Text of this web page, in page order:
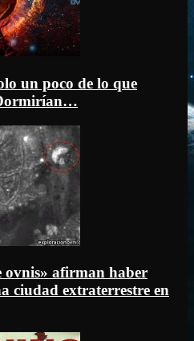
un poco de lo que
ovnis» afirman haber
ciudad extraterrestre en